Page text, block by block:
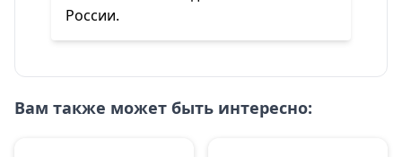
России.
Вам также может быть интересно: